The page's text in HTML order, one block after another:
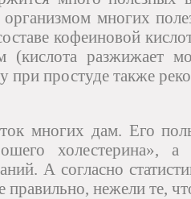
многих
кофеиновой
(кислота разжижает
при простуде также
многих дам. Его
холестерина»,
А согласно
правильно, нежели те,